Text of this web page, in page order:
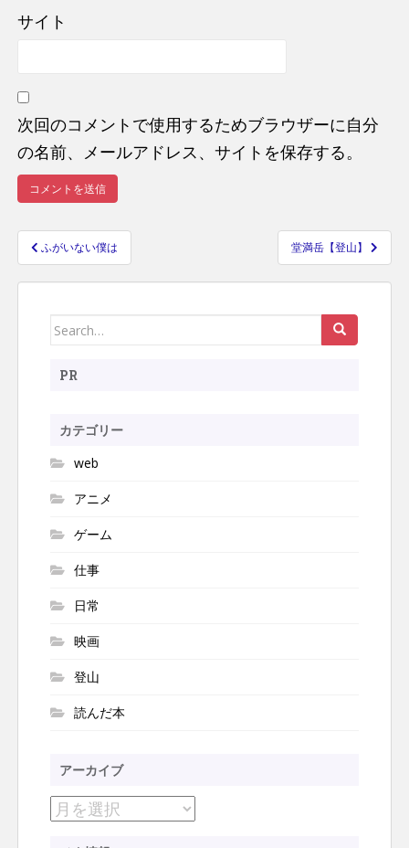
サイト
次回のコメントで使用するためブラウザーに自分
の名前、メールアドレス、サイトを保存する。
投
稿
ビ
ー
ョ
ン
ふがいない僕は 堂満岳【登山】
Search
PR
カテゴリー
web
アニメ
ゲーム
仕事
日常
映画
登山
読んだ本
アーカイブ
ア